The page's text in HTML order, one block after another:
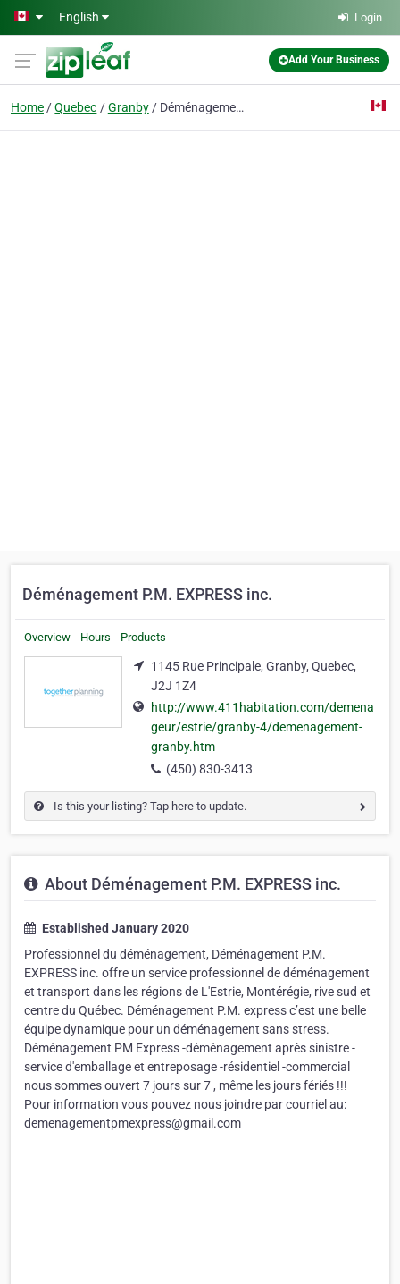
Skip to main content
English Login
Add Your Business
Home Quebec Granby Déménagement P.M. EXPRESS inc.
Déménagement P.M. EXPRESS inc.
Overview Hours Products
1145 Rue Principale, Granby, Quebec,
J2J 1Z4
http://www.411habitation.com/demena
geur/estrie/granby-4/demenagement-
granby.htm
(450) 830-3413
Is this your listing? Tap here to update.
About Déménagement P.M. EXPRESS inc.
Established January 2020
Professionnel du déménagement, Déménagement P.M.
EXPRESS inc. offre un service professionnel de déménagement
et transport dans les régions de L'Estrie, Montérégie, rive sud et
centre du Québec. Déménagement P.M. express c’est une belle
équipe dynamique pour un déménagement sans stress.
Déménagement PM Express -déménagement après sinistre -
service d'emballage et entreposage -résidentiel -commercial
nous sommes ouvert 7 jours sur 7 , même les jours fériés !!!
Pour information vous pouvez nous joindre par courriel au:
demenagementpmexpress@gmail.com